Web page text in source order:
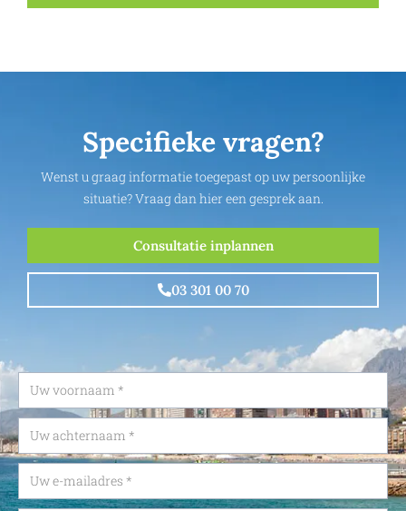
Specifieke vragen?
Wenst u graag informatie toegepast op uw persoonlijke
situatie? Vraag dan hier een gesprek aan.
Consultatie inplannen
03 301 00 70